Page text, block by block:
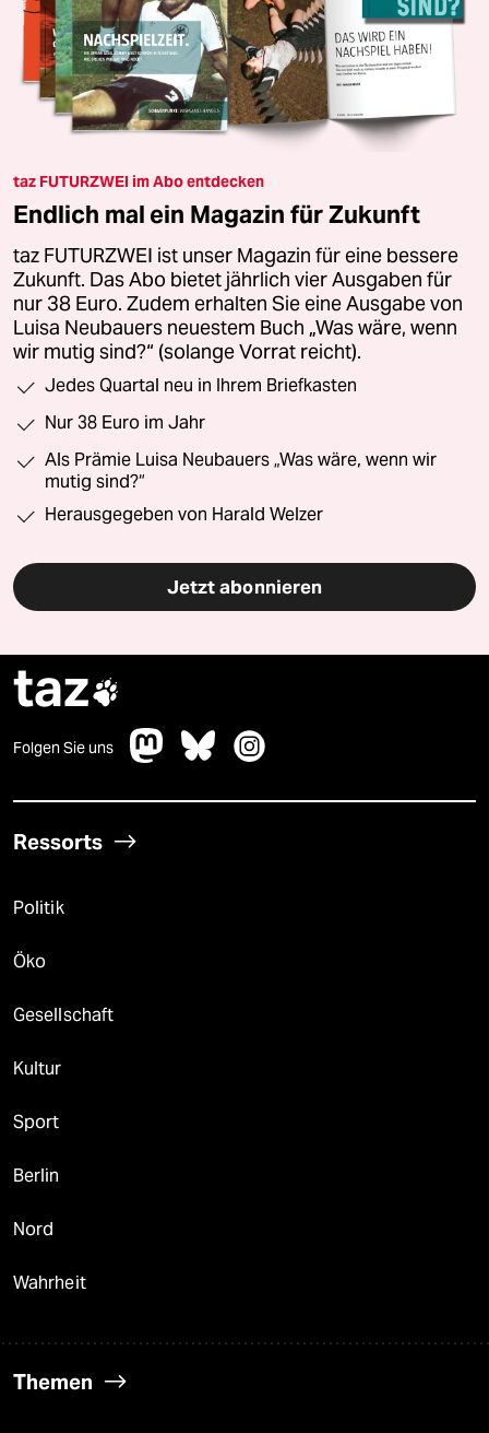
taz FUTURZWEI im Abo entdecken
Endlich mal ein Magazin für Zukunft
taz FUTURZWEI ist unser Magazin für eine bessere
Zukunft. Das Abo bietet jährlich vier Ausgaben für
nur 38 Euro. Zudem erhalten Sie eine Ausgabe von
Luisa Neubauers neuestem Buch „Was wäre, wenn
wir mutig sind?“ (solange Vorrat reicht).
Jedes Quartal neu in Ihrem Briefkasten
Nur 38 Euro im Jahr
Als Prämie Luisa Neubauers „Was wäre, wenn wir
mutig sind?“
Herausgegeben von Harald Welzer
Jetzt abonnieren
taz
Folgen Sie uns
Ressorts
Politik
Öko
Gesellschaft
Kultur
Sport
Berlin
Nord
Wahrheit
Themen